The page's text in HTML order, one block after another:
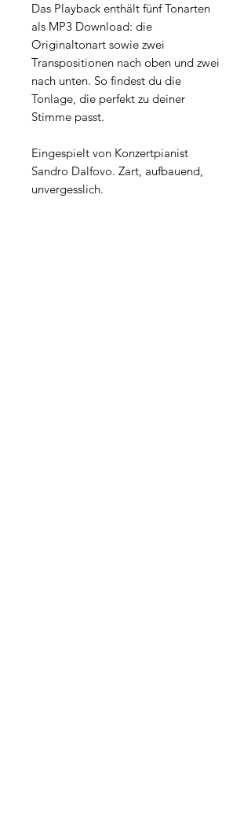
Das Playback enthält fünf Tonarten
als MP3 Download: die
Originaltonart sowie zwei
Transpositionen nach oben und zwei
nach unten. So findest du die
Tonlage, die perfekt zu deiner
Stimme passt.
Eingespielt von Konzertpianist
Sandro Dalfovo. Zart, aufbauend,
unvergesslich.